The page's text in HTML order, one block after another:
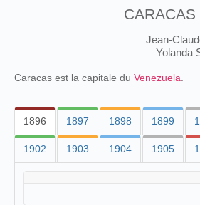
CARACAS
Jean-
Yolanda
Caracas est la capitale du Venezuela
1896 1897 1898 1899
1902 1903 1904 1905